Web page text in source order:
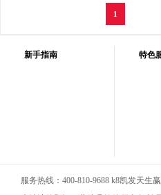
1
新手指南 特色
服务热线：400-810-9688 k8凯发天生